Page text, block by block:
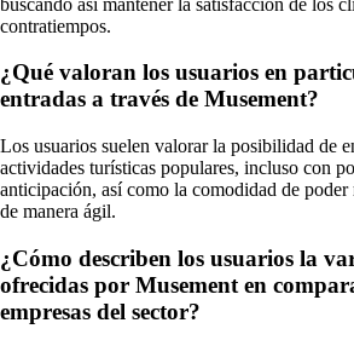
contratiempos.
¿Qué valoran los usuarios en
entradas a través de Musement?
Los usuarios suelen valorar la posibilidad de
actividades turísticas populares, incluso con
anticipación, así como la comodidad de
de manera ágil.
¿Cómo describen los usuarios la
ofrecidas por Musement en
empresas del sector?